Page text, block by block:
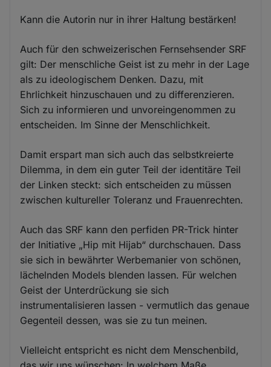
Kann die Autorin nur in ihrer Haltung bestärken!
Auch für den schweizerischen Fernsehsender SRF
gilt: Der menschliche Geist ist zu mehr in der Lage
als zu ideologischem Denken. Dazu, mit
Ehrlichkeit hinzuschauen und zu differenzieren.
Sich zu informieren und unvoreingenommen zu
entscheiden. Im Sinne der Menschlichkeit.
Damit erspart man sich auch das selbstkreierte
Dilemma, in dem ein guter Teil der identitäre Teil
der Linken steckt: sich entscheiden zu müssen
zwischen kultureller Toleranz und Frauenrechten.
Auch das SRF kann den perfiden PR-Trick hinter
der Initiative „Hip mit Hijab“ durchschauen. Dass
sie sich in bewährter Werbemanier von schönen,
lächelnden Models blenden lassen. Für welchen
Geist der Unterdrückung sie sich
instrumentalisieren lassen - vermutlich das genaue
Gegenteil dessen, was sie zu tun meinen.
Vielleicht entspricht es nicht dem Menschenbild,